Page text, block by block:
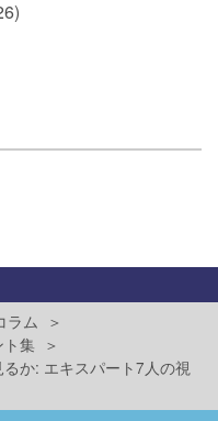
ラム
ト集
か: エキスパート7人の視